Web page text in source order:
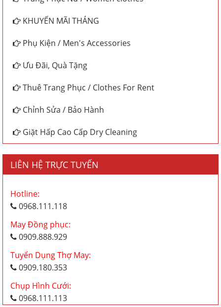
KHUYẾN MÃI THÁNG
Phụ Kiện / Men's Accessories
Ưu Đãi, Quà Tặng
Thuê Trang Phục / Clothes For Rent
Chỉnh Sửa / Bảo Hành
Giặt Hấp Cao Cấp Dry Cleaning
LIÊN HỆ TRỰC TUYẾN
Hotline:
0968.111.118
May Đồng phục:
0909.888.929
Tuyển Dụng Thợ May:
0909.180.353
Chụp Hình Cưới:
0968.111.113